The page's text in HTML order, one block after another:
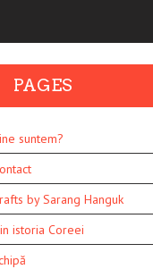
PAGES
suntem?
by Sarang Hanguk
istoria Coreei